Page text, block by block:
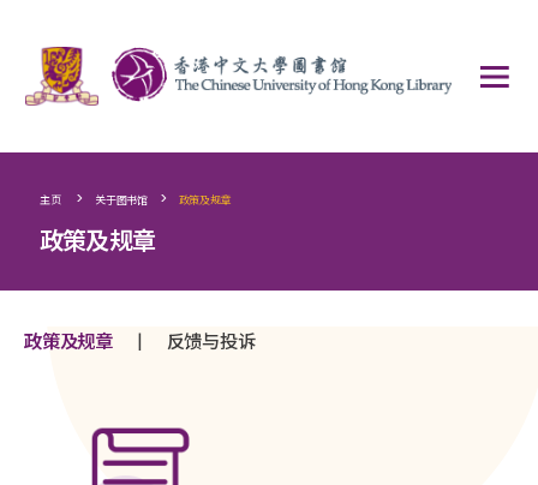
主页 > 关于图书馆 > 政策及规章
政策及规章
政策及规章 | 反馈与投诉